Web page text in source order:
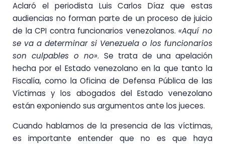
Aclaró el periodista Luis Carlos Díaz que estas
audiencias no forman parte de un proceso de juicio
de la CPI contra funcionarios venezolanos.«Aquí no
se va a determinar si Venezuela o los funcionarios
son culpables o no». Se trata de una apelación
hecha por el Estado venezolano en la que tanto la
Fiscalía, como la Oficina de Defensa Pública de las
Víctimas y los abogados del Estado venezolano
están exponiendo sus argumentos ante los jueces.
Cuando hablamos de la presencia de las víctimas,
es importante entender que no es que haya